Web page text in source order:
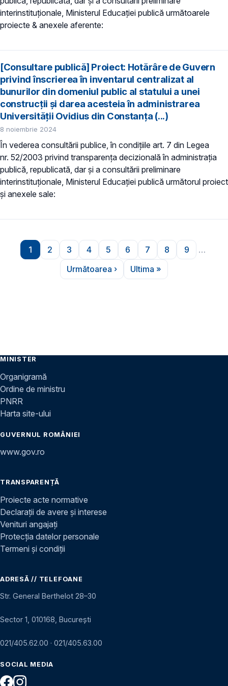
interinstituționale, Ministerul Educaţiei publică următoarele
proiecte & anexele aferente:
[Consultare publică] Proiect: Hotărâre de Guvern
privind înscrierea în inventarul centralizat al
bunurilor din domeniul public al statului a unei
construcții şi darea acesteia în administrarea
Universității Ovidius din Constanța (...)
8 noiembrie 2024
În vederea consultării publice, în condiţiile art. 7 din Legea
nr. 52/2003 privind transparenţa decizională în administraţia
publică, republicată, dar și a consultării preliminare
interinstituționale, Ministerul Educaţiei publică următorul proiect
și anexele sale:
Paginare
Pagina
1
Pagina
2
Pagina
3
Pagina
4
Pagina
5
Pagina
6
Pagina
7
Pagina
8
Pagina
9 …
Pagina următoare
Următoarea ›
Ultima pagină
Ultima »
MINISTER
Organigramă
Ordine de ministru
PNRR
Harta site-ului
GUVERNUL ROMÂNIEI
www.gov.ro
TRANSPARENȚĂ
Proiecte acte normative
Declarații de avere și interese
Venituri angajați
Protecția datelor personale
Termeni și condiții
ADRESĂ // TELEFOANE
Str. General Berthelot 28–30
Sector 1, 010168, București
021/405.62.00 · 021/405.63.00
SOCIAL MEDIA